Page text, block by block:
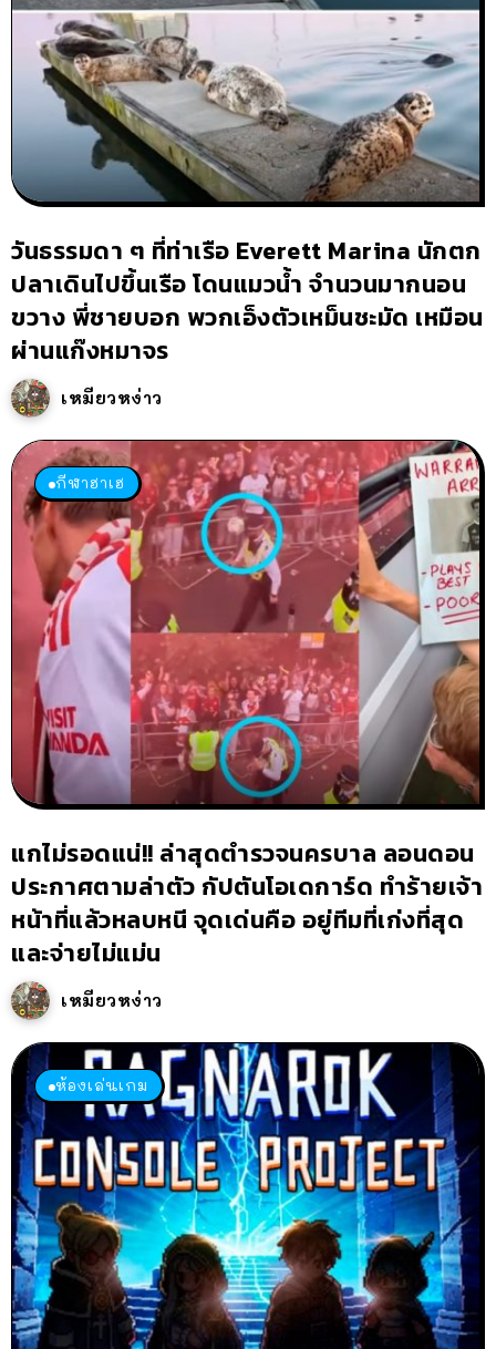
วันธรรมดา ๆ ที่ท่าเรือ Everett Marina นักตก
ปลาเดินไปขึ้นเรือ โดนแมวน้ำ จำนวนมากนอน
ขวาง พี่ชายบอก พวกเอ็งตัวเหม็นชะมัด เหมือน
ผ่านแก๊งหมาจร
เหมียวหง่าว
กีฬาฮาเฮ
แกไม่รอดแน่!! ล่าสุดตำรวจนครบาล ลอนดอน
ประกาศตามล่าตัว กัปตันโอเดการ์ด ทำร้ายเจ้า
หน้าที่แล้วหลบหนี จุดเด่นคือ อยู่ทีมที่เก่งที่สุด
และจ่ายไม่แม่น
เหมียวหง่าว
ห้องเล่นเกม